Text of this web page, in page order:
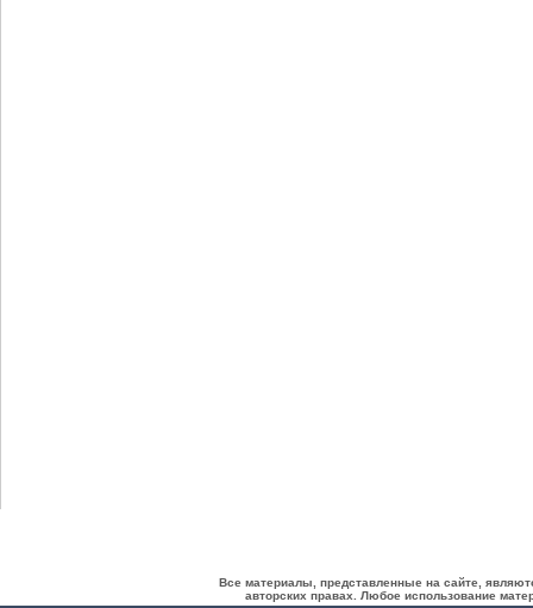
Все материалы, представленные на сайте,
авторских правах. Любое использование